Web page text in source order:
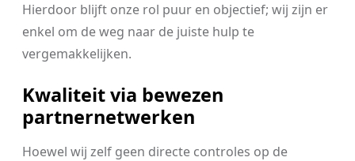
Hierdoor blijft onze rol puur en objectief; wij zijn er
enkel om de weg naar de juiste hulp te
vergemakkelijken.
Kwaliteit via bewezen
partnernetwerken
Hoewel wij zelf geen directe controles op de